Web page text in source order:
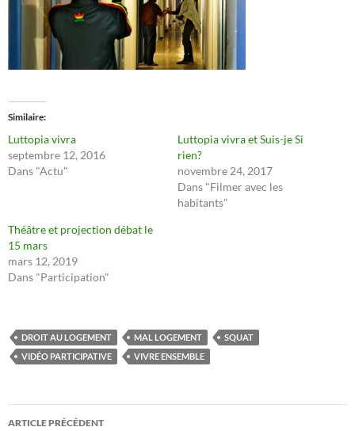
Similaire
Luttopia vivra
septembre 12, 2016
Dans "Actu"
Luttopia vivra et Suis-je Si
rien?
novembre 24, 2017
Dans "Filmer avec les
habitants"
Théâtre et projection débat le
15 mars
mars 12, 2019
Dans "Participation"
DROIT AU LOGEMENT MAL LOGEMENT
SQUAT
VIDÉO PARTICIPATIVE
VIVRE ENSEMBLE
Navigation
ARTICLE PRÉCÉDENT